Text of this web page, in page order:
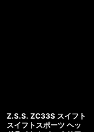
Z.S.S. ZC33S スイフト
スイフトスポーツ ヘッ